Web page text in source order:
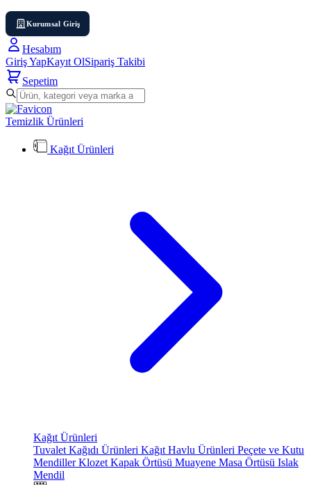
Kurumsal Giriş
Hesabım
Giriş YapKayıt OlSipariş Takibi
Sepetim
Temizlik Ürünleri
Kağıt Ürünleri
Kağıt Ürünleri
Tuvalet Kağıdı Ürünleri Kağıt Havlu Ürünleri Peçete ve Kutu
MendillerKlozet Kapak Örtüsü Muayene Masa Örtüsü Islak
Mendil